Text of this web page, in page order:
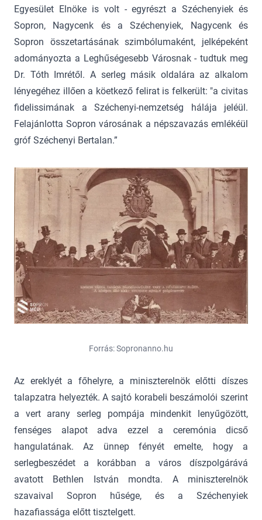
Egyesület Elnöke is volt - egyrészt a Széchenyiek és
Sopron, Nagycenk és a Széchenyiek, Nagycenk és
Sopron összetartásának szimbólumaként, jelképeként
adományozta a Leghűségesebb Városnak - tudtuk meg
Dr. Tóth Imrétől. A serleg másik oldalára az alkalom
lényegéhez illően a köetkező felirat is felkerült: "a civitas
fidelissimának a Széchenyi-nemzetség hálája jeléül.
Felajánlotta Sopron városának a népszavazás emlékéül
gróf Széchenyi Bertalan.”
Forrás: Sopronanno.hu
Az ereklyét a főhelyre, a miniszterelnök előtti díszes
talapzatra helyezték. A sajtó korabeli beszámolói szerint
a vert arany serleg pompája mindenkit lenyűgözött,
fenséges alapot adva ezzel a ceremónia dicső
hangulatának. Az ünnep fényét emelte, hogy a
serlegbeszédet a korábban a város díszpolgárává
avatott Bethlen István mondta. A miniszterelnök
szavaival Sopron hűsége, és a Széchenyiek
hazafiassága előtt tisztelgett.